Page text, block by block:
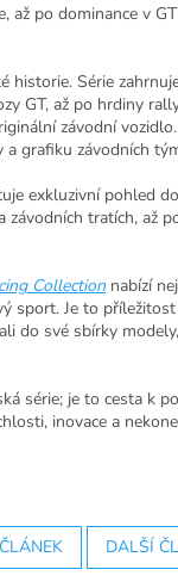
po dominance v
Série
GT, až po hrdiny
závodní
grafiku závodních
exkluzivní pohled
tratích, až
Collectionnabízí
sport. Je to
do své sbírky
série; je to cesta k
inovace a
DALŠÍ